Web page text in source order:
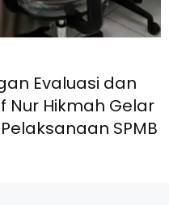
Evaluasi dan
Nur Hikmah Gelar
SPMB